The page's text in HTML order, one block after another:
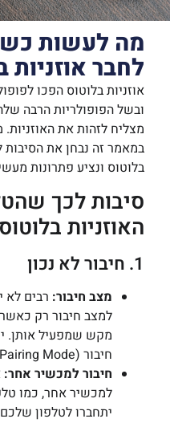
מה לעשות
לחבר אוזניות
אוזניות בלוטוס הפכו
ובשל הפופולריות הרבה
מצליח לזהות את
במאמר זה נבחן את הסיבות
בלוטוס ונציע פתרונות
סיבות לכך
האוזניות בלוטוס
1. חיבור לא נכון
מצב חיבור: רבים לא
למצב חיבור רק
מקש שמפעיל אותן.
חיבור (Pairing Mode).
חיבור למכשיר אחר:
למכשיר אחר, כמו
יתחברו לטלפון